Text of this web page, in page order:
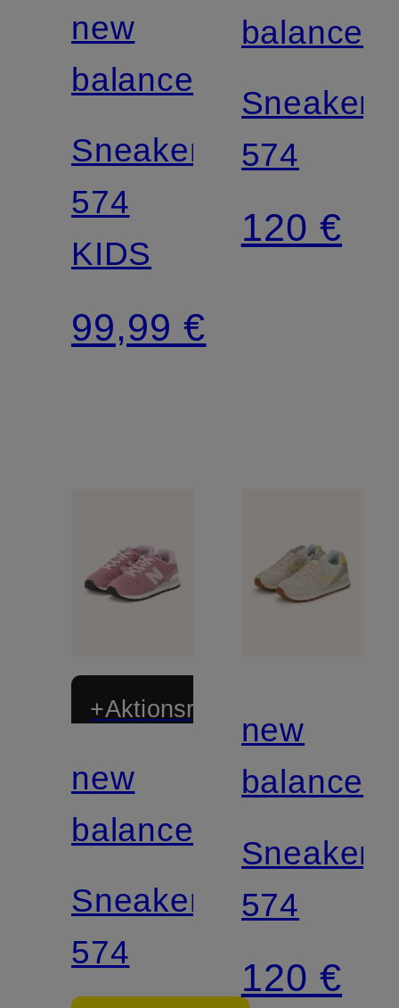
new
balance
Sneaker
574
KIDS
99,99 €
balance
Sneaker
574
120 €
+Aktionsrabatt
new
balance
Sneaker
574
new
balance
Sneaker
574
120 €